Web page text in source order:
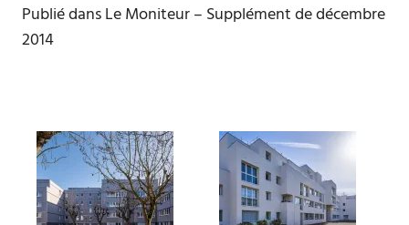
Publié dans Le Moniteur – Supplément de décembre
2014